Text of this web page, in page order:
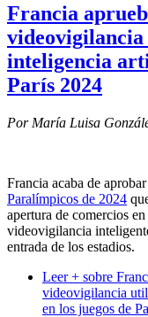
Francia
inteligencia
París 2024
Por María Luisa
Francia acaba de
Paralímpicos de 2024
apertura de comercios
videovigilancia
entrada de los estadios.
Leer + sobre
videovigilancia
en los juegos de